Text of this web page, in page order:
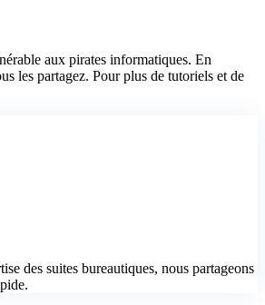
aux pirates informatiques. En
les partagez. Pour plus de tutoriels et de
des suites bureautiques, nous partageons